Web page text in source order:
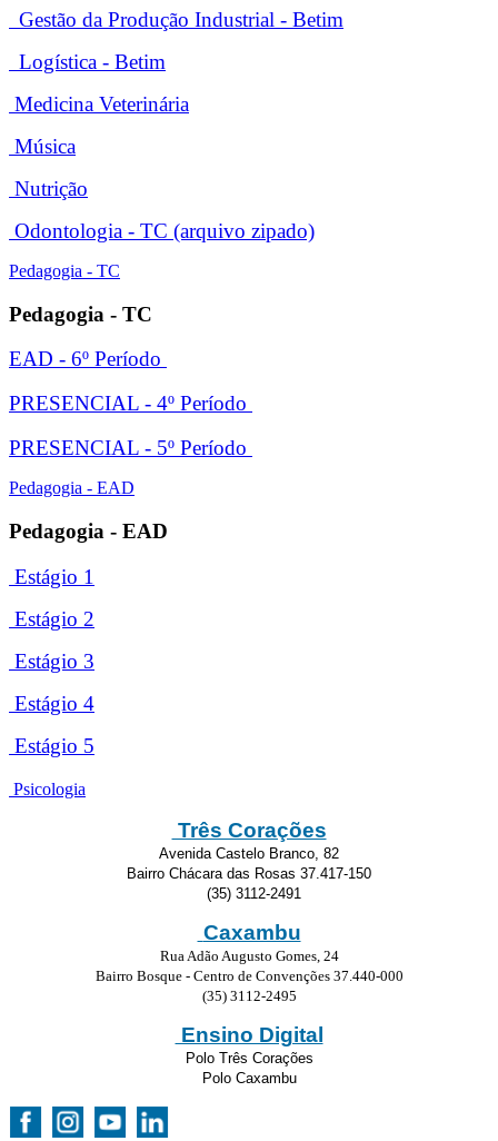
Gestão da Produção Industrial - Betim
Logística - Betim
Medicina Veterinária
Música
Nutrição
Odontologia - TC (arquivo zipado)
Pedagogia - TC
Pedagogia - TC
EAD - 6º Período
PRESENCIAL - 4º Período
PRESENCIAL - 5º Período
Pedagogia - EAD
Pedagogia - EAD
Estágio 1
Estágio 2
Estágio 3
Estágio 4
Estágio 5
Psicologia
Três Corações
Avenida Castelo Branco, 82
Bairro Chácara das Rosas 37.417-150
(35) 3112-2491
Caxambu
Rua Adão Augusto Gomes, 24
Bairro Bosque - Centro de Convenções 37.440-000
(35) 3112-2495
Ensino Digital
Polo Três Corações
Polo Caxambu